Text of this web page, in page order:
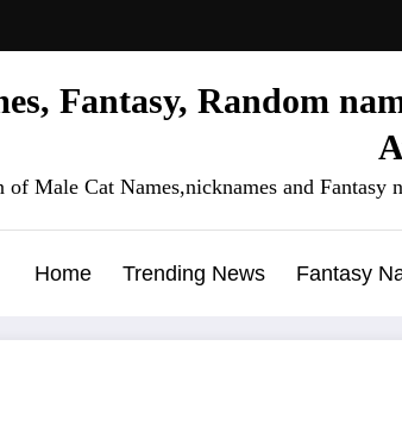
Fantasy, Random
of Male Cat Names,nicknames and
Home Trending News Fantasy